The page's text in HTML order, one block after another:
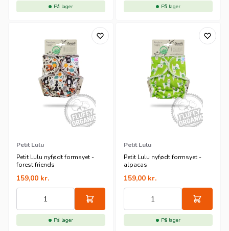
På lager På lager
Petit Lulu
Petit Lulu nyfødt formsyet -
forest friends
159,00 kr.
På lager
Petit Lulu
Petit Lulu nyfødt formsyet -
alpacas
159,00 kr.
På lager